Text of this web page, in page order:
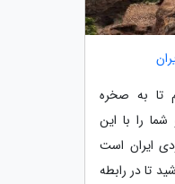
تا به صخره
را با این
ایران است
تا در رابطه